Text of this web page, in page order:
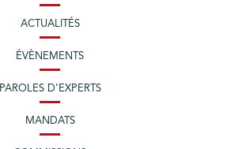
ACTUALITÉS
ÉVÈNEMENTS
PAROLES D’EXPERTS
MANDATS